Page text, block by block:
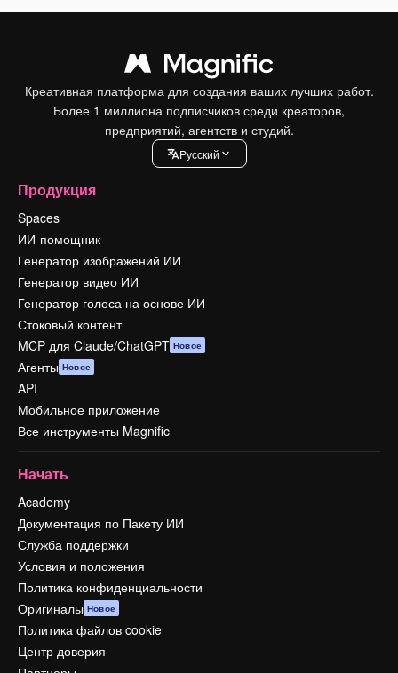
Креативная платформа для создания ваших лучших работ.
Более 1 миллиона подписчиков среди креаторов,
предприятий, агентств и студий.
Pусский
Продукция
Spaces
ИИ-помощник
Генератор изображений ИИ
Генератор видео ИИ
Генератор голоса на основе ИИ
Стоковый контент
MCP для Claude/ChatGPT Новое
Агенты Новое
API
Мобильное приложение
Все инструменты Magnific
Начать
Academy
Документация по Пакету ИИ
Служба поддержки
Условия и положения
Политика конфиденциальности
Оригиналы Новое
Политика файлов cookie
Центр доверия